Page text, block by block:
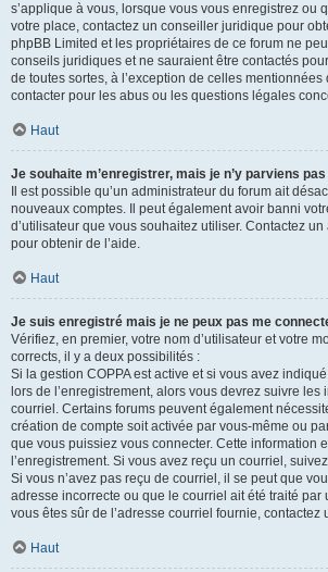
s’applique à vous, lorsque vous vous enregistrez ou
votre place, contactez un conseiller juridique pour
phpBB Limited et les propriétaires de ce forum ne
conseils juridiques et ne sauraient être contactés
de toutes sortes, à l’exception de celles
contacter pour les abus ou les questions légales
Haut
Je souhaite m’enregistrer, mais je n’y parviens pas
Il est possible qu’un administrateur du forum ait
nouveaux comptes. Il peut également avoir banni
d’utilisateur que vous souhaitez utiliser. Contactez
pour obtenir de l’aide.
Haut
Je suis enregistré mais je ne peux pas me
Vérifiez, en premier, votre nom d’utilisateur et votre
corrects, il y a deux possibilités :
Si la gestion COPPA est active et si vous avez
lors de l’enregistrement, alors vous devrez suivre les
courriel. Certains forums peuvent également
création de compte soit activée par vous-même ou
que vous puissiez vous connecter. Cette information
l’enregistrement. Si vous avez reçu un courriel,
Si vous n’avez pas reçu de courriel, il se peut que
adresse incorrecte ou que le courriel ait été traité par
vous êtes sûr de l’adresse courriel fournie, contactez
Haut